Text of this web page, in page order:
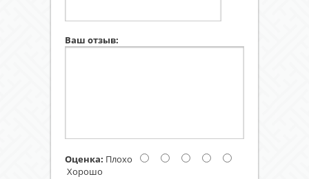
Ваш отзыв:
Оценка: Плохо
Хорошо